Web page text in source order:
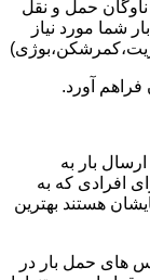
ناوگان حمل و نقل
شما مورد نیاز
فراهم آورد.
بار به
افرادی که به
هستند بهترین
های حمل بار در